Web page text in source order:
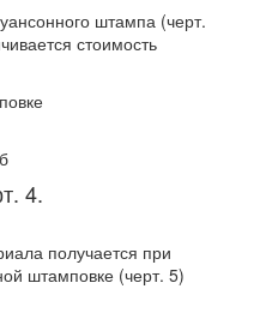
штампа (черт.
стоимость
б
4.
получается при
штамповке (черт. 5)